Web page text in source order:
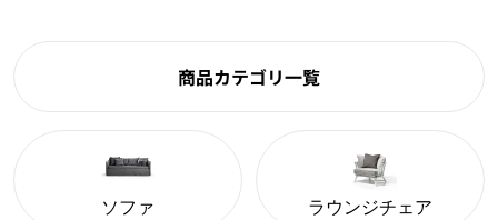
商品カテゴリ一覧
ソファ ラウンジチェア